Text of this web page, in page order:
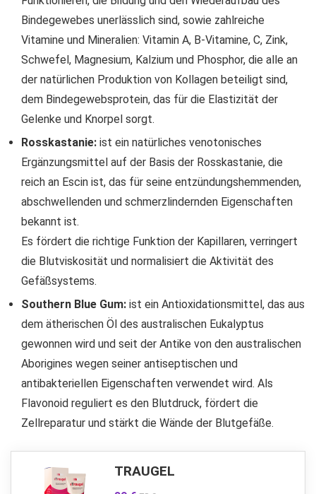
Bindegewebes unerlässlich sind, sowie zahlreiche
Vitamine und Mineralien: Vitamin A, B-Vitamine, C, Zink,
Schwefel, Magnesium, Kalzium und Phosphor, die alle an
der natürlichen Produktion von Kollagen beteiligt sind,
dem Bindegewebsprotein, das für die Elastizität der
Gelenke und Knorpel sorgt.
Rosskastanie: ist ein natürliches venotonisches
Ergänzungsmittel auf der Basis der Rosskastanie, die
reich an Escin ist, das für seine entzündungshemmenden,
abschwellenden und schmerzlindernden Eigenschaften
bekannt ist.
Es fördert die richtige Funktion der Kapillaren, verringert
die Blutviskosität und normalisiert die Aktivität des
Gefäßsystems.
Southern Blue Gum: ist ein Antioxidationsmittel, das aus
dem ätherischen Öl des australischen Eukalyptus
gewonnen wird und seit der Antike von den australischen
Aborigines wegen seiner antiseptischen und
antibakteriellen Eigenschaften verwendet wird. Als
Flavonoid reguliert es den Blutdruck, fördert die
Zellreparatur und stärkt die Wände der Blutgefäße.
TRAUGEL